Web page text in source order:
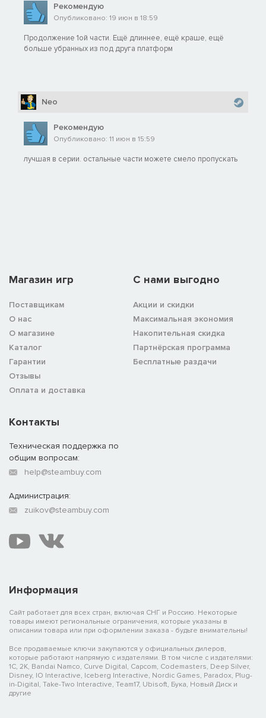
Рекомендую
Опубликовано: 19 июн в 18:59
Продолжение 1ой части. Ещё длиннее, ещё краше, ещё
больше убранных из под друга платформ
Neo
Рекомендую
Опубликовано: 11 июн в 15:59
лучшая в серии. остальные части можете смело пропускать
Магазин игр
Поставщикам
О нас
О магазине
Каталог
Гарантии
Отзывы
Оплата и доставка
C нами выгодно
Акции и скидки
Максимальная экономия
Накопительная скидка
Партнёрская программа
Бесплатные раздачи
Информация
Сайт работает для всех стран, включая СНГ и Россию. Некоторые
товары имеют региональные ограничения, которые указаны в
описании товара или при оформлении заказа - будьте внимательны!
Все продаваемые ключи закупаются у официальных дилеров,
которые работают напрямую с издателями. В том числе с издателями:
1C, 2K, Bandai Namco, Curve Digital, Capcom, Codemasters, Deep Silver,
Disney, IO Interactive, Iceberg Interactive, Nordic Games, Paradox, Plug-
in-Digital, Take-Two Interactive, Team17, Ubisoft, Бука, Новый Диск и
другие
Контакты
Техническая поддержка по
общим вопросам:
help@steambuy.com
Администрация:
zuikov@steambuy.com